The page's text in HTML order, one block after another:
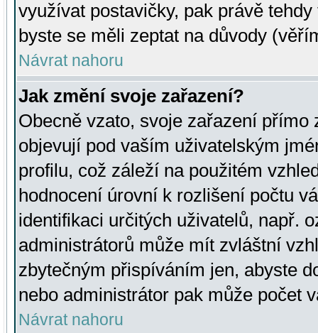
využívat postavičky, pak právě
byste se měli zeptat na důvody
Návrat nahoru
Jak změní svoje zařazení?
Obecně vzato, svoje zařazení přímo
objevují pod vaším uživatelským
profilu, což záleží na použitém
hodnocení úrovní k rozlišení počtu
identifikaci určitých uživatelů, např.
administrátorů může mít zvláštní
zbytečným přispíváním jen, abyste
nebo administrátor pak může počet
Návrat nahoru